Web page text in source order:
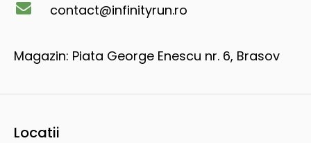
contact@infinityrun.ro
Magazin: Piata George Enescu nr. 6, Brasov
Locatii